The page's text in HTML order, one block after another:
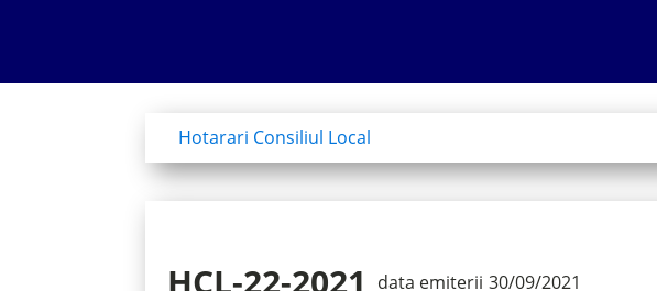
Hotarari Consiliul Local
HCL-22-2021 data emiterii 30/09/2021